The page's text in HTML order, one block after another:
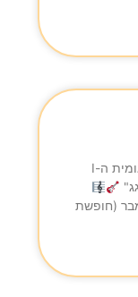
אנחנו מזמינים אתכם לתחרות הבינלאומית ה-I